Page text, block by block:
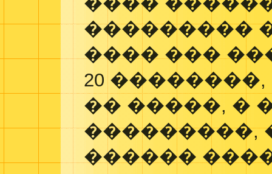
���������
���� ���
20
�� �����, �
���������,
������